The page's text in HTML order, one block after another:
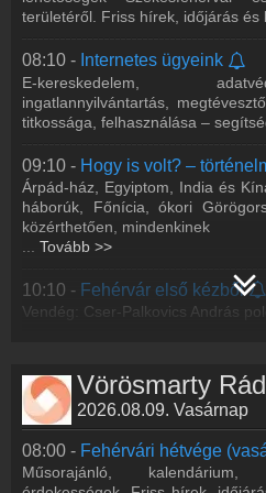
17:10 -Filmkocka
18:10 -Zöldellő utakon
Környezettudatos, zöld
közreműködésével. Kecskés
19:10 -Fehérvári
Szerkesztő: Sasvári Csilla
20:10 -Fehérvári beszélgetések
Készült a Médiatanács
15:35 - Vállalkozás és marketing
16:10 - Fehérvár első kézből
Vendég: Cser-Palkovics András
17:10 - Nézőpontok
Palkó Zsuzsi vendégei:
Gerencsér István (Gege)
18:10 -Életritmus
19:10 - Fehérvári
20:10 -Fehérvári
Szerkesztő: Kiss-Dávid Renáta
területéről. Friss hírek, időjárás és
08:10 - Internetes ügyeink
E-kereskedelem,
ingatlannyilvántartás,
titkossága, felhasználása –
09:10 - Hogy is volt? –
Árpád-ház, Egyiptom, India és
háborúk, Főnícia, ókori
közérthetően, mindenkinek
Tovább >>
10:10 - Fehérvár első kézből
Vendég: Cser-Palkovics András
A Vörösmarty Rádió babás-
szakértők, orvosok,
fogantatástól egészen a
12:10 - Lélekbúvár –
Önfejlesztő műsor mély
2026.08.09. Vasárnap
08:00 - Fehérvári hétvége
Műsorajánló, kalendárium,